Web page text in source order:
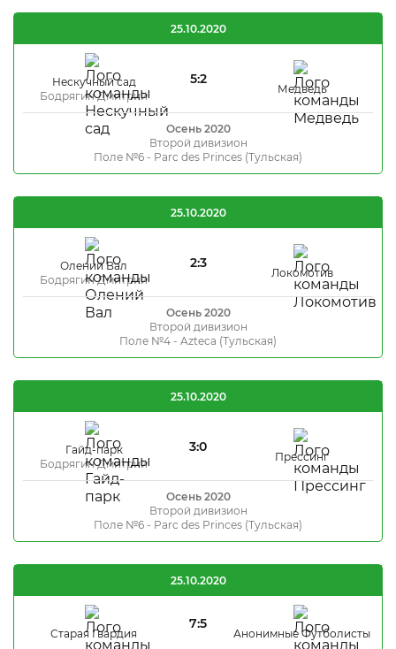
Нескучный сад
Бодрягин Дмитрий
5:2
Медведь
25.10.2020
Осень 2020
Второй дивизион
Поле №6 - Parc des Princes (Тульская)
Олений Вал
Бодрягин Дмитрий
2:3
Локомотив
25.10.2020
Осень 2020
Второй дивизион
Поле №4 - Azteca (Тульская)
Гайд-парк
Бодрягин Дмитрий
3:0
Прессинг
25.10.2020
Осень 2020
Второй дивизион
Поле №6 - Parc des Princes (Тульская)
Старая Гвардия
7:5
Анонимные Футболисты
25.10.2020